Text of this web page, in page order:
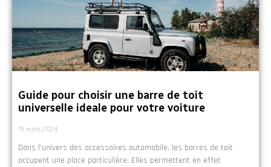
Guide pour choisir une barre de toit
universelle ideale pour votre voiture
19 mars 2024
Dans l’univers des accessoires automobile, les barres de toit
occupent une place particulière. Elles permettent en effet